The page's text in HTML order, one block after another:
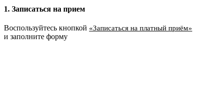
1. Записаться на прием
Воспользуйтесь кнопкой «Записаться на платный приём»
и заполните форму